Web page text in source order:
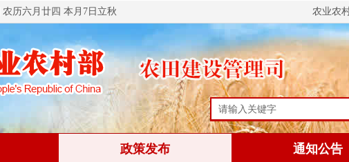
农历六月廿四 本月7日立秋 农业农
政策发布 通知公告